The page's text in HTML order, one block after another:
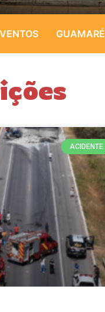
GUAMARÉ
ACIDENTE